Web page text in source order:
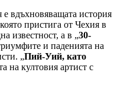
вдъхновяващата история
пристига от Чехия в
известност, а в „30-
и паденията на
„Пий-Уий, като
на култовия артист с